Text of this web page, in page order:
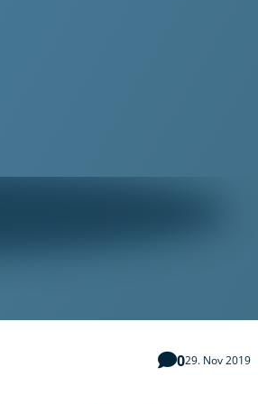
029. Nov 2019